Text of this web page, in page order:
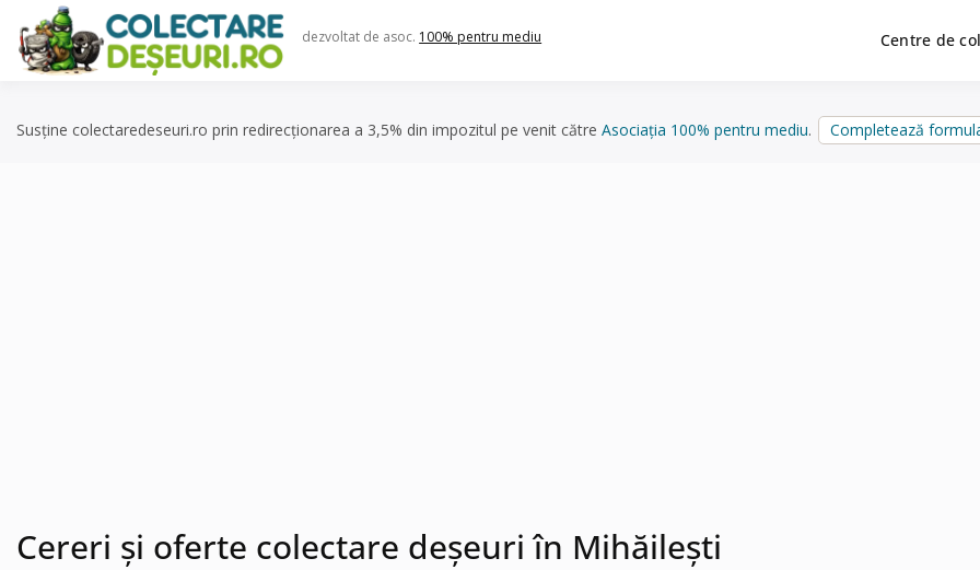
content
dezvoltat de asoc. 100% pentru mediu Centre de
Susține colectaredeseuri.ro prin redirecționarea a 3,5% din impozitul pe venit către Asociația 100% pentru mediu. Completează
Cereri și oferte colectare deșeuri în Mihăilești